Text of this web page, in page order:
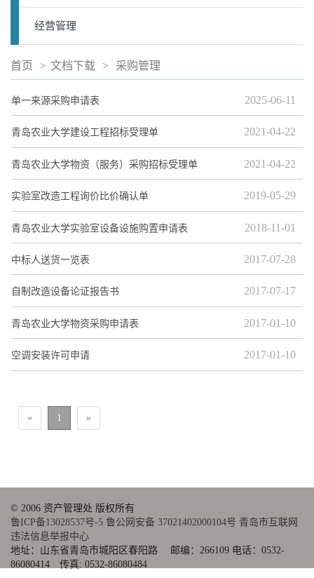
经营管理
首页 > 文档下载 > 采购管理
单一来源采购申请表 2025-06-11
青岛农业大学建设工程招标受理单 2021-04-22
青岛农业大学物资（服务）采购招标受理单 2021-04-22
实验室改造工程询价比价确认单 2019-05-29
青岛农业大学实验室设备设施购置申请表 2018-11-01
中标人送货一览表 2017-07-28
自制改造设备论证报告书 2017-07-17
青岛农业大学物资采购申请表 2017-01-10
空调安装许可申请 2017-01-10
« 1 »
© 2006 资产管理处 版权所有
鲁ICP备13028537号-5 鲁公网安备 37021402000104号 青岛市互联网
违法信息举报中心
地址：山东省青岛市城阳区春阳路 邮编：266109 电话：0532-
86080414 传真: 0532-86080484